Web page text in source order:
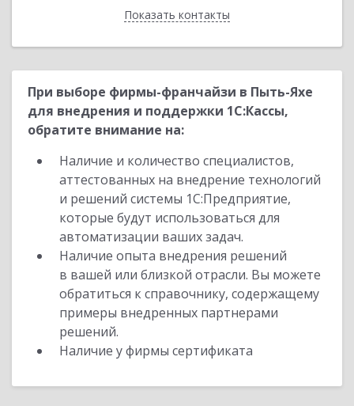
Показать контакты
Назад
При выборе фирмы-франчайзи в Пыть-Яхе
для внедрения и поддержки 1С:Кассы,
обратите внимание на:
Наличие и количество специалистов,
аттестованных на внедрение технологий
и решений системы 1С:Предприятие,
которые будут использоваться для
автоматизации ваших задач.
Наличие опыта внедрения решений
в вашей или близкой отрасли. Вы можете
обратиться к справочнику, содержащему
примеры внедренных партнерами
решений.
Наличие у фирмы сертификата